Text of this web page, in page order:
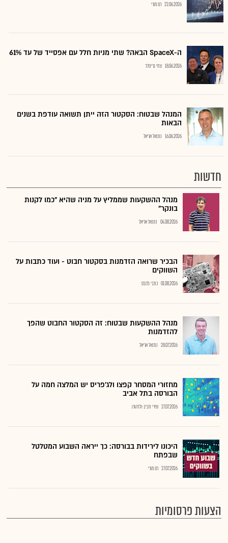
22.06.2026 רם מורי
ה-SpaceX הבאה? שתי מניות חלל עם אפסייד של עד 61%
18.06.2026 צחי גרינולד
המנהל שבטוח: הסקטור הזה ייתן תשואה עודפת בשנים
הבאות
16.06.2026 נתנאל אריאל
חדשות
מנהל ההשקעות שממליץ על מניה שהיא "כמו לקנות
בונקר"
04.08.2026 נתנאל אריאל
הבכיר שרואה הזדמנות בסקטור חבוט - ועוד כתבות על
השווקים
01.08.2026 כתבי גלובס
מנהל ההשקעות שבטוח: זה הסקטור החבוט שהפך
להזדמנות
28.07.2026 נתנאל אריאל
מחזורי המסחר קפצו ולג'פריס יש המלצה חמה על
הבורסה בתל אביב
27.07.2026 שירי חביב-ולדהורן
היכונו לירידות בבורסה: כך ייראה השבוע המטלטל
שבפתח
27.07.2026 רם מורי
הצעות פרסומיות